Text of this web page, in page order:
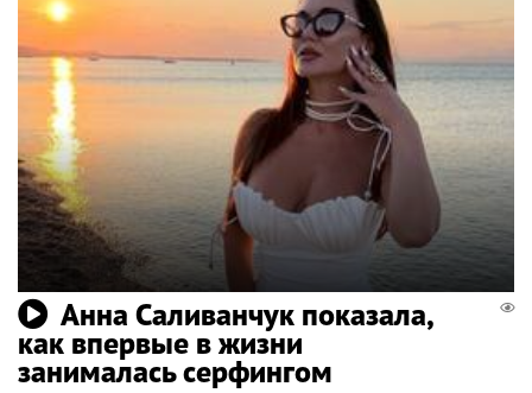
Анна Саливанчук показала,
как впервые в жизни
занималась серфингом